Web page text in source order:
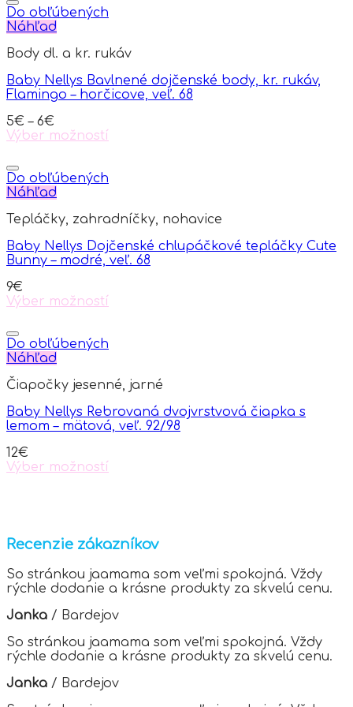
Do obľúbených
Náhľad
Body dl. a kr. rukáv
Baby Nellys Bavlnené dojčenské body, kr. rukáv,
Flamingo – horčicove, veľ. 68
5€ – 6€
Výber možností
product
has
multiple
The
may
be
on
the
page
Do obľúbených
Náhľad
Tepláčky, zahradníčky, nohavice
Baby Nellys Dojčenské chlupáčkové tepláčky Cute
Bunny – modré, veľ. 68
9€
Výber možností
product
has
multiple
The
may
be
on
the
Do obľúbených
Náhľad
Čiapočky jesenné, jarné
Baby Nellys Rebrovaná dvojvrstvová čiapka s
lemom – mätová, veľ. 92/98
12€
Výber možností
variants.
The
options
may
be
chosen
on
the
product
page
Recenzie zákazníkov
So stránkou jaamama som veľmi spokojná. Vždy
rýchle dodanie a krásne produkty za skvelú cenu.
Janka / Bardejov
So stránkou jaamama som veľmi spokojná. Vždy
rýchle dodanie a krásne produkty za skvelú cenu.
Janka / Bardejov